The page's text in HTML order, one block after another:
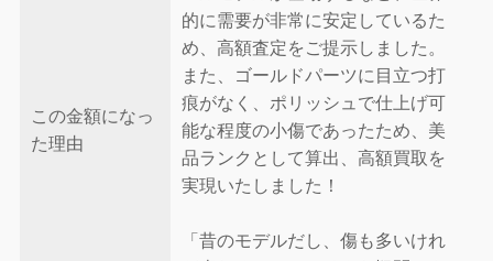
この金額になっ
た理由
的に需要が非常に安定しているた
め、高額査定をご提示しました。
また、ゴールドパーツに目立つ打
痕がなく、ポリッシュで仕上げ可
能な程度の小傷であったため、美
品ランクとして算出、高額買取を
実現いたしました！
「昔のモデルだし、傷も多いけれ